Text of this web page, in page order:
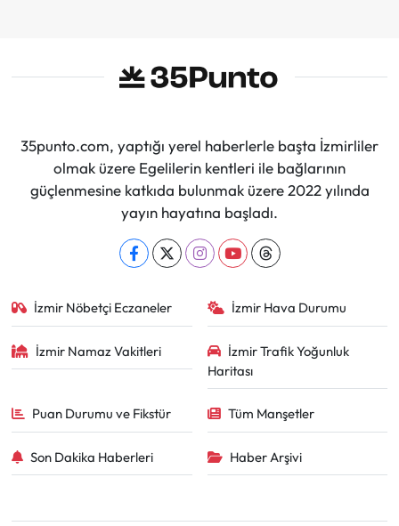
35punto.com, yaptığı yerel haberlerle başta İzmirliler
olmak üzere Egelilerin kentleri ile bağlarının
güçlenmesine katkıda bulunmak üzere 2022 yılında
yayın hayatına başladı.
İzmir Nöbetçi Eczaneler İzmir Hava Durumu
İzmir Namaz Vakitleri
İzmir Trafik Yoğunluk
Haritası
Puan Durumu ve Fikstür Tüm Manşetler
Son Dakika Haberleri Haber Arşivi